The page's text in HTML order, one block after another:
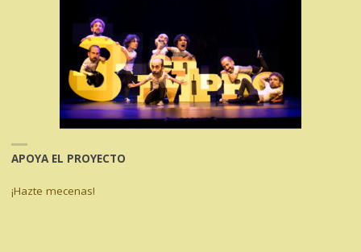
APOYA EL PROYECTO
¡Hazte mecenas!